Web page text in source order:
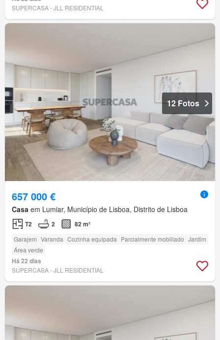
SUPERCASA - JLL RESIDENTIAL
12 Fotos
657 000 €
Casa em Lumiar, Município de Lisboa, Distrito de Lisboa
T2 2 82 m²
Garajem Varanda Cozinha equipada Parcialmente mobiliado Jardim
Área verde
Há 22 dias
SUPERCASA - JLL RESIDENTIAL